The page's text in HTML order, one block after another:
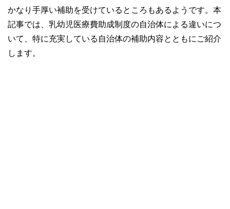
かなり手厚い補助を受けているところもあるようです。本
記事では、乳幼児医療費助成制度の自治体による違いにつ
いて、特に充実している自治体の補助内容とともにご紹介
します。